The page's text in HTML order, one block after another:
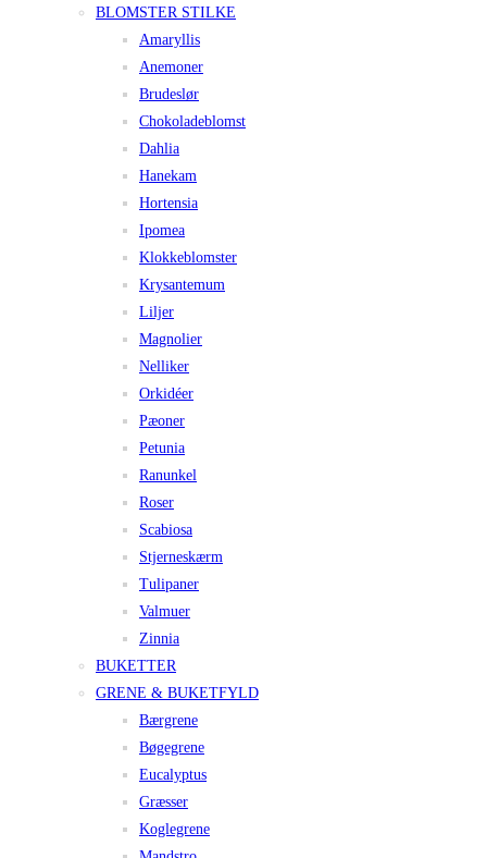
BLOMSTER STILKE
Amaryllis
Anemoner
Brudeslør
Chokoladeblomst
Dahlia
Hanekam
Hortensia
Ipomea
Klokkeblomster
Krysantemum
Liljer
Magnolier
Nelliker
Orkidéer
Pæoner
Petunia
Ranunkel
Roser
Scabiosa
Stjerneskærm
Tulipaner
Valmuer
Zinnia
BUKETTER
GRENE & BUKETFYLD
Bærgrene
Bøgegrene
Eucalyptus
Græsser
Koglegrene